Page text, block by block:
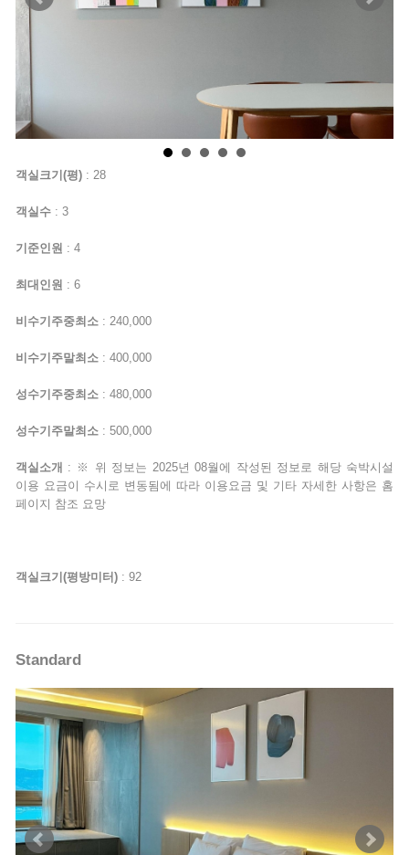
객실크기(평) : 28
객실수 : 3
기준인원 : 4
최대인원 : 6
비수기주중최소 : 240,000
비수기주말최소 : 400,000
성수기주중최소 : 480,000
성수기주말최소 : 500,000
객실소개
: ※ 위 정보는 2025년 08월에 작성된 정보로 해당 숙박시설
이용 요금이 수시로 변동됨에 따라 이용요금 및 기타 자세한 사항은 홈
페이지 참조 요망
객실크기(평방미터) : 92
Standard